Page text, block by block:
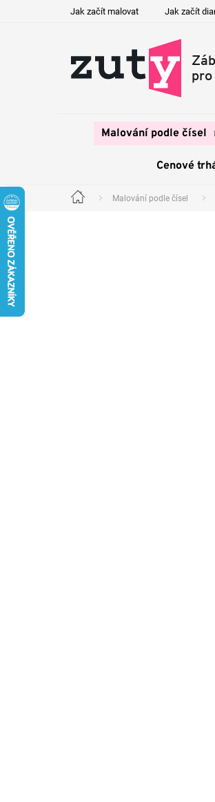
Jak začít malovat Jak začít
Malování podle čísel
Cenové
Domů Malování podle čísel